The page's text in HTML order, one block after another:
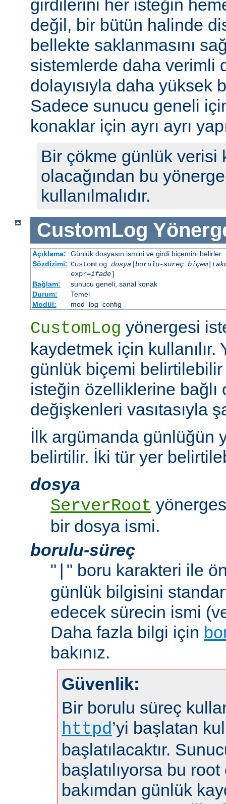
girdilerini her isteğin
değil, bir bütün halinde
bellekte saklanmasını
sistemlerde daha verimli
dolayısıyla daha yüksek
Sadece sunucu geneli
konaklar için ayrı ayrı
Bir çökme günlük verisi
olacağından bu
kullanılmalıdır.
CustomLog
Açıklama:
Günlük dosyasın ismini ve girdi biçemini belirler.
Sözdizimi: CustomLog dosya|borulu-süreç biçem|
expr=ifade]
Bağlam:
sunucu geneli, sanal konak
Durum:
Temel
Modül:
mod_log_config
CustomLog yönergesi
kaydetmek için
günlük biçemi belirtilebilir
isteğin özelliklerine bağlı
değişkenleri vasıtasıyla
İlk argümanda günlüğün
belirtilir. İki tür yer
dosya
ServerRoot
bir dosya ismi.
borulu-süreç
" " boru karakteri ile
günlük bilgisini
edecek sürecin ismi
Daha fazla bilgi için
bakınız.
Güvenlik:
Bir borulu süreç
httpd’yi başlatan
başlatılacaktır.
başlatılıyorsa bu
bakımdan günlük